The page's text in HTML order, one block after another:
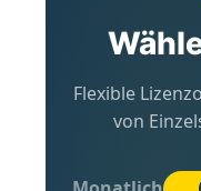
Flexible
von